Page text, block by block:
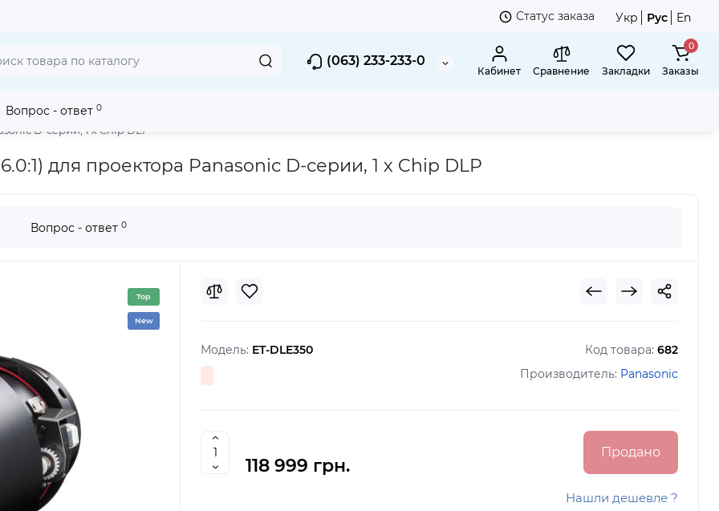
Статус заказа Укр Рус En
(063) 233-233-0
Кабинет Сравнение Закладки
0
Заказы
Вопрос - ответ 0
Объективы для 1 х Chip DLP
D-серии, 1 х Chip DLP
для проектора Panasonic D-серии, 1 х Chip DLP
Вопрос - ответ 0
Top
New
Модель: ET-DLE350 Код товара: 682
Производитель: Panasonic
118 999 грн.
Продано
Нашли дешевле ?